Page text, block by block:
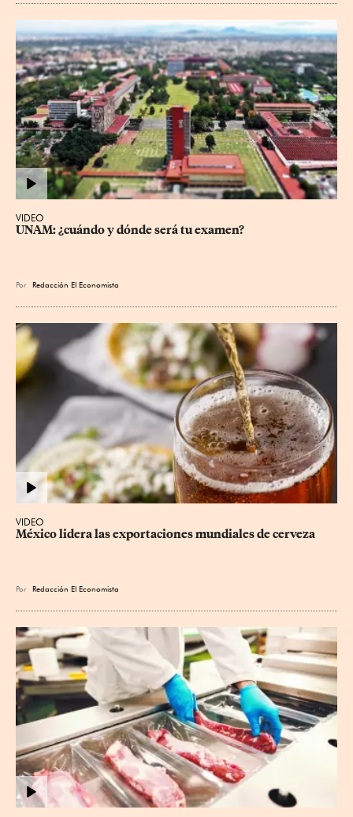
VIDEO
UNAM: ¿cuándo y dónde será tu examen?
Por Redacción El Economista
VIDEO
México lidera las exportaciones mundiales de cerveza
Por Redacción El Economista